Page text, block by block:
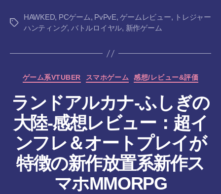
タ
HAWKED, PCゲーム, PvPvE,ゲームレビュー, トレジャー
ハンティング, バトルロイヤル, 新作ゲーム
カ
ゴ
リ
ー
ゲーム系VTUBER スマホゲーム 感想/レビュー&評価
ランドアルカナ-ふしぎの
大陸-感想レビュー：超イ
ンフレ＆オートプレイが
特徴の新作放置系新作ス
マホMMORPG
作
成
者